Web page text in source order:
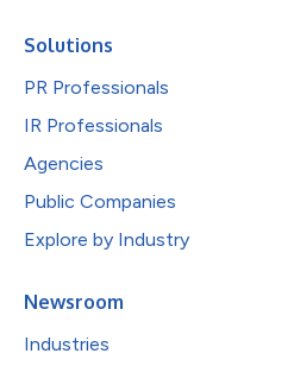
Solutions
PR Professionals
IR Professionals
Agencies
Public Companies
Explore by Industry
Newsroom
Industries